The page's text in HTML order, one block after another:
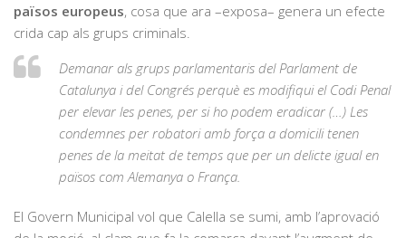
països europeus, cosa que ara –exposa– genera un efecte
crida cap als grups criminals.
Demanar als grups parlamentaris del Parlament de
Catalunya i del Congrés perquè es modifiqui el Codi Penal
per elevar les penes, per si ho podem eradicar (…) Les
condemnes per robatori amb força a domicili tenen
penes de la meitat de temps que per un delicte igual en
països com Alemanya o França.
El Govern Municipal vol que Calella se sumi, amb l’aprovació